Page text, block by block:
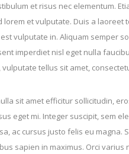
et risus nec elementum.
lorem et vulputate. Duis a laoreet
vulputate in. Aliquam semper
imperdiet nisl eget nulla
tellus sit amet,
sit amet efficitur sollicitudin,
eget mi. Integer suscipit, sem
ac cursus justo felis eu magna.
sapien in maximus. Orci